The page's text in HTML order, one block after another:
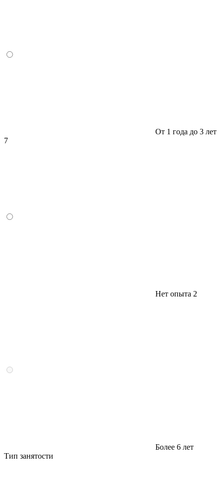
От 1 года до 3 лет
7
Нет опыта 2
Более 6 лет
Тип занятости